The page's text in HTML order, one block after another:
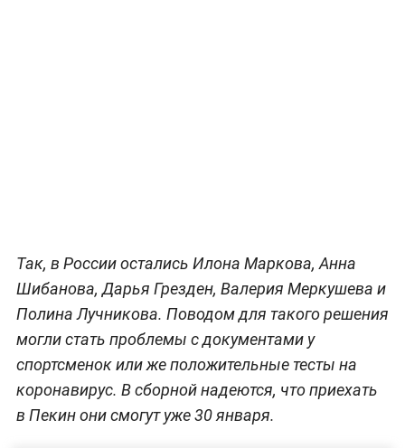
Так, в России остались Илона Маркова, Анна
Шибанова, Дарья Грезден, Валерия Меркушева и
Полина Лучникова. Поводом для такого решения
могли стать проблемы с документами у
спортсменок или же положительные тесты на
коронавирус. В сборной надеются, что приехать
в Пекин они смогут уже 30 января.